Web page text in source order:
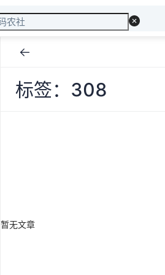
标签：308
暂无文章